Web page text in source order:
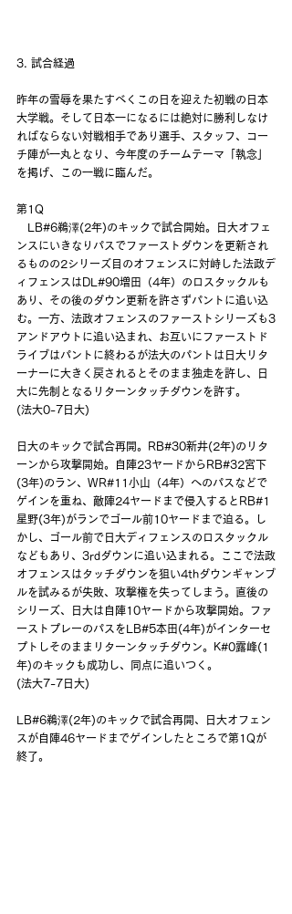
3. 試合経過
昨年の雪辱を果たすべくこの日を迎えた初戦の日本
大学戦。そして日本一になるには絶対に勝利しなけ
ればならない対戦相手であり選手、スタッフ、コー
チ陣が一丸となり、今年度のチームテーマ「執念」
を掲げ、この一戦に臨んだ。
第1Q
LB#6鵜澤(2年)のキックで試合開始。日大オフェ
ンスにいきなりパスでファーストダウンを更新され
るものの2シリーズ目のオフェンスに対峙した法政デ
ィフェンスはDL#90増田（4年）のロスタックルも
あり、その後のダウン更新を許さずパントに追い込
む。一方、法政オフェンスのファーストシリーズも3
アンドアウトに追い込まれ、お互いにファーストド
ライブはパントに終わるが法大のパントは日大リタ
ーナーに大きく戻されるとそのまま独走を許し、日
大に先制となるリターンタッチダウンを許す。
(法大0-7日大)
日大のキックで試合再開。RB#30新井(2年)のリタ
ーンから攻撃開始。自陣23ヤードからRB#32宮下
(3年)のラン、WR#11小山（4年）へのパスなどで
ゲインを重ね、敵陣24ヤードまで侵入するとRB#1
星野(3年)がランでゴール前10ヤードまで迫る。し
かし、ゴール前で日大ディフェンスのロスタックル
などもあり、3rdダウンに追い込まれる。ここで法政
オフェンスはタッチダウンを狙い4thダウンギャンブ
ルを試みるが失敗、攻撃権を失ってしまう。直後の
シリーズ、日大は自陣10ヤードから攻撃開始。ファ
ーストプレーのパスをLB#5本田(4年)がインターセ
プトしそのままリターンタッチダウン。K#0露峰(1
年)のキックも成功し、同点に追いつく。
(法大7-7日大)
LB#6鵜澤(2年)のキックで試合再開、日大オフェン
スが自陣46ヤードまでゲインしたところで第1Qが
終了。